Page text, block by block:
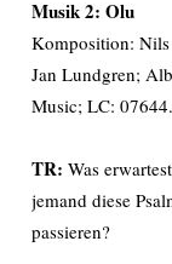
Musik 2: Olu
Komposition:
Jan Lundgren;
Music; LC: 07644.
TR: Was
jemand diese
passieren?